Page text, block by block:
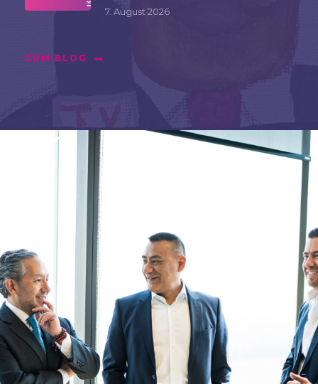
7. August 2026
ZUM BLOG